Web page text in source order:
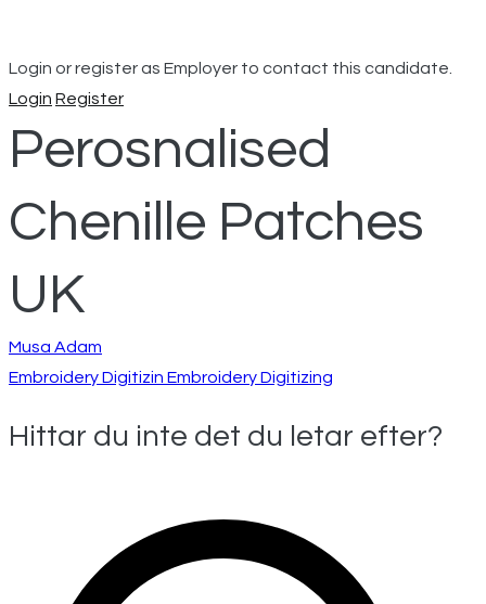
Login or register as Employer to contact this candidate.
Login Register
Perosnalised
Chenille Patches
UK
Musa Adam
Embroidery Digitizin Embroidery Digitizing
Hittar du inte det du letar efter?